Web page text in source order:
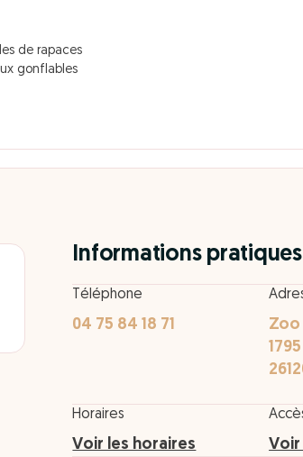
de rapaces
gonflables
Informations pratiques
Téléphone
04 75 84 18 71
Zoo
Horaires
Voir les horaires Voir